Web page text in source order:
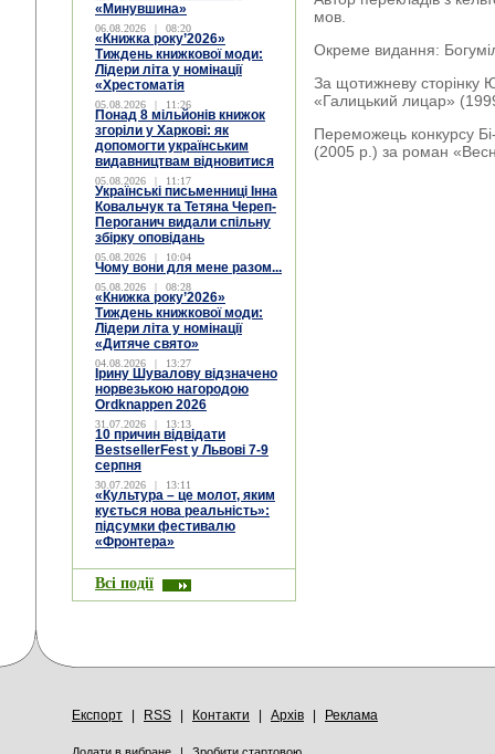
«Минувшина»
06.08.2026 | 08:20
«Книжка року’2026»
Тиждень книжкової моди:
Лідери літа у номінації
«Хрестоматія
05.08.2026 | 11:26
Понад 8 мільйонів книжок
згоріли у Харкові: як
допомогти українським
видавництвам відновитися
05.08.2026 | 11:17
Українські письменниці Інна
Ковальчук та Тетяна Череп-
Пероганич видали спільну
збірку оповідань
05.08.2026 | 10:04
Чому вони для мене разом...
05.08.2026 | 08:28
«Книжка року’2026»
Тиждень книжкової моди:
Лідери літа у номінації
«Дитяче свято»
04.08.2026 | 13:27
Ірину Шувалову відзначено
норвезькою нагородою
Ordknappen 2026
31.07.2026 | 13:13
10 причин відвідати
BestsellerFest у Львові 7-9
серпня
30.07.2026 | 13:11
«Культура – це молот, яким
кується нова реальність»:
підсумки фестивалю
«Фронтера»
Всі події
мов.
Окреме видання:
За щотижневу сторінку
«Галицький лицар»
Переможець конкурсу
(2005 р.) за роман
Експорт RSS Контакти Архів Реклама